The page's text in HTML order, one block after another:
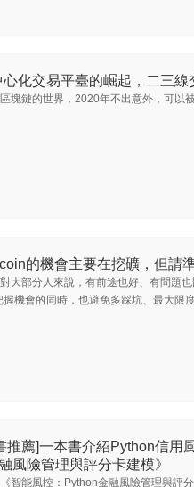
心化交易平臺的崛起，二三線
區塊鏈的世界，2020年不出意外，可以
的機會主要在挖礦，但請
對大部分人來說，有前途也好、有問題
握機會的同時，也避免多踩坑、最大
推薦]一本書介紹Python信用
風險管理與評分卡建模》
《智能風控：Python金融風險管理與評